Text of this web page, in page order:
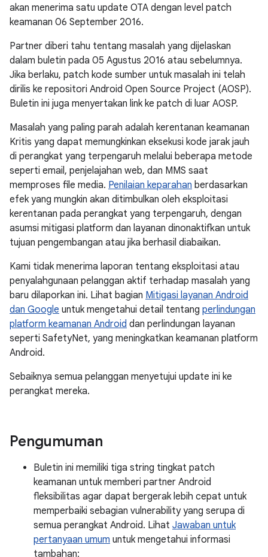
akan menerima satu update OTA dengan level patch
keamanan 06 September 2016.
Partner diberi tahu tentang masalah yang dijelaskan
dalam buletin pada 05 Agustus 2016 atau sebelumnya.
Jika berlaku, patch kode sumber untuk masalah ini telah
dirilis ke repositori Android Open Source Project (AOSP).
Buletin ini juga menyertakan link ke patch di luar AOSP.
Masalah yang paling parah adalah kerentanan keamanan
Kritis yang dapat memungkinkan eksekusi kode jarak jauh
di perangkat yang terpengaruh melalui beberapa metode
seperti email, penjelajahan web, dan MMS saat
memproses file media. Penilaian keparahan berdasarkan
efek yang mungkin akan ditimbulkan oleh eksploitasi
kerentanan pada perangkat yang terpengaruh, dengan
asumsi mitigasi platform dan layanan dinonaktifkan untuk
tujuan pengembangan atau jika berhasil diabaikan.
Kami tidak menerima laporan tentang eksploitasi atau
penyalahgunaan pelanggan aktif terhadap masalah yang
baru dilaporkan ini. Lihat bagian Mitigasi layanan Android
dan Google untuk mengetahui detail tentang perlindungan
platform keamanan Android dan perlindungan layanan
seperti SafetyNet, yang meningkatkan keamanan platform
Android.
Sebaiknya semua pelanggan menyetujui update ini ke
perangkat mereka.
Pengumuman
Buletin ini memiliki tiga string tingkat patch
keamanan untuk memberi partner Android
fleksibilitas agar dapat bergerak lebih cepat untuk
memperbaiki sebagian vulnerability yang serupa di
semua perangkat Android. Lihat Jawaban untuk
pertanyaan umum untuk mengetahui informasi
tambahan: